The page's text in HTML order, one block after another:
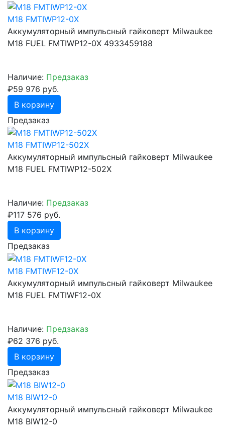
M18 FMTIWP12-0X
Аккумуляторный импульсный гайковерт Milwaukee
M18 FUEL FMTIWP12-0X 4933459188
Наличие: Предзаказ
₽59 976 руб.
В корзину
Предзаказ
M18 FMTIWP12-502X
Аккумуляторный импульсный гайковерт Milwaukee
M18 FUEL FMTIWP12-502X
Наличие: Предзаказ
₽117 576 руб.
В корзину
Предзаказ
M18 FMTIWF12-0X
Аккумуляторный импульсный гайковерт Milwaukee
M18 FUEL FMTIWF12-0X
Наличие: Предзаказ
₽62 376 руб.
В корзину
Предзаказ
M18 BIW12-0
Аккумуляторный импульсный гайковерт Milwaukee
M18 BIW12-0